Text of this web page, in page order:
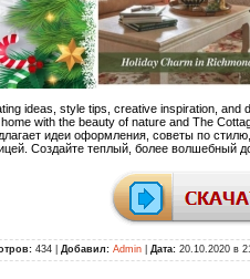
ideas, style tips, creative inspiration,
with the beauty of nature and The
идеи оформления, советы по
Создайте теплый, более волшебный
434 | Добавил: Admin Дата: 20.10.2020 в